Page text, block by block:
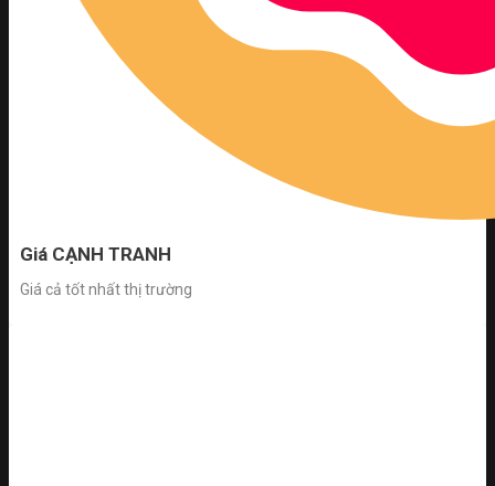
Giá CẠNH TRANH
Giá cả tốt nhất thị trường